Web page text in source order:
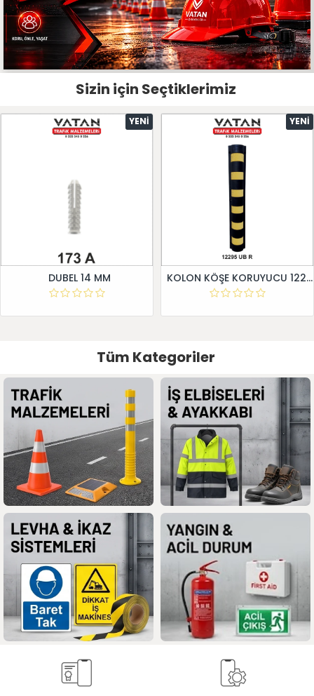
Sizin için Seçtiklerimiz
YENI
DUBEL 14 MM
YENI
KOLON KÖŞE KORUYUCU 12295 UB R
Tüm Kategoriler